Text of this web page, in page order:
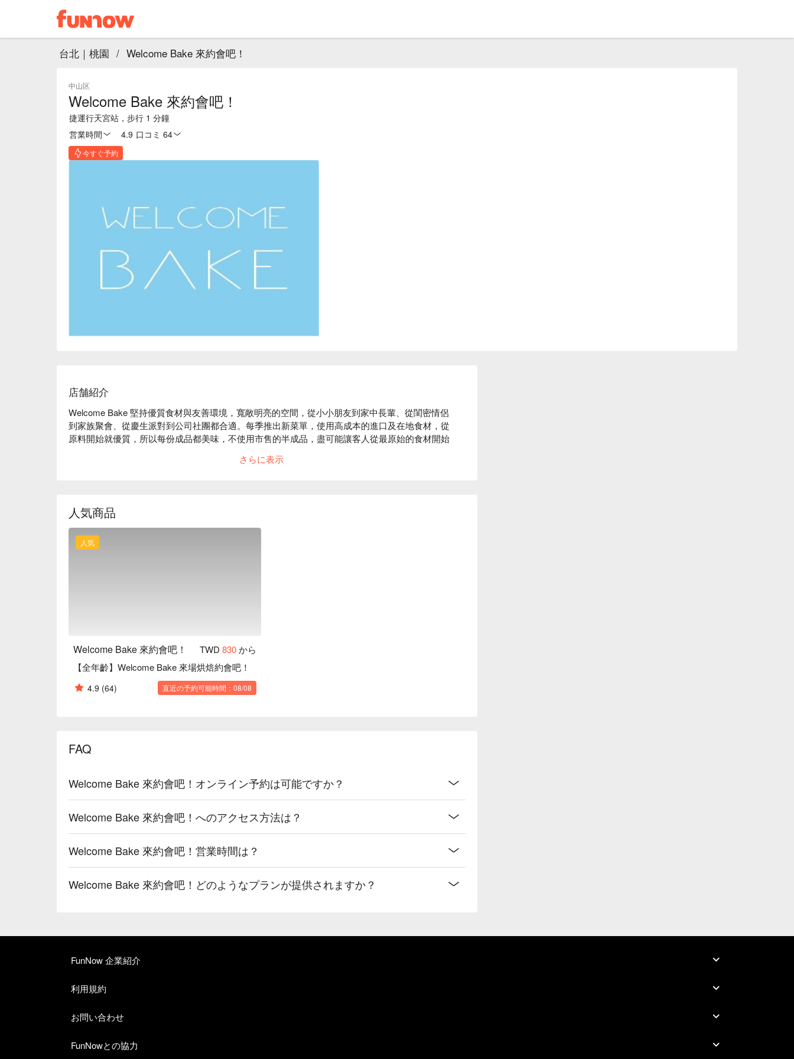
台北｜桃園 / Welcome Bake 來約會吧！
中山区
Welcome Bake 來約會吧！
捷運行天宮站，步行 1 分鐘
営業時間
4.9 口コミ 64
今すぐ予約
店舗紹介
Welcome Bake 堅持優質食材與友善環境，寬敞明亮的空間，從小小朋友到家中長輩、從閨密情侶
到家族聚會、從慶生派對到公司社團都合適。每季推出新菜單，使用高成本的進口及在地食材，從
原料開始就優質，所以每份成品都美味，不使用市售的半成品，盡可能讓客人從最原始的食材開始
也有知名公眾人物在店裡辦見面會及網路新聞直播。
さらに表示
人気商品
人気
Welcome Bake 來約會吧！ TWD 830から
【全年齡】Welcome Bake 來場烘焙約會吧！
4.9 (64) 直近の予約可能時間：08/08
FAQ
Welcome Bake 來約會吧！オンライン予約は可能ですか？
Welcome Bake 來約會吧！へのアクセス方法は？
Welcome Bake 來約會吧！営業時間は？
Welcome Bake 來約會吧！どのようなプランが提供されますか？
FunNow 企業紹介
利用規約
お問い合わせ
FunNowとの協力